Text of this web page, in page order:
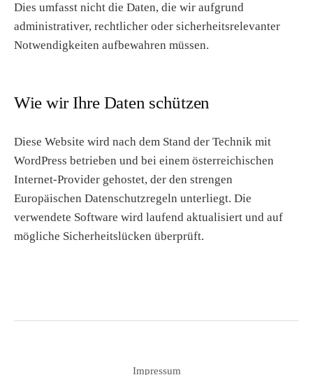
Dies umfasst nicht die Daten, die wir aufgrund
administrativer, rechtlicher oder sicherheitsrelevanter
Notwendigkeiten aufbewahren müssen.
Wie wir Ihre Daten schützen
Diese Website wird nach dem Stand der Technik mit
WordPress betrieben und bei einem österreichischen
Internet-Provider gehostet, der den strengen
Europäischen Datenschutzregeln unterliegt. Die
verwendete Software wird laufend aktualisiert und auf
mögliche Sicherheitslücken überprüft.
Impressum